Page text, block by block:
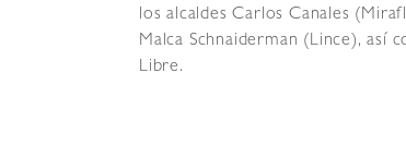
los alcaldes Carlos Canales
Malca Schnaiderman (Lince), así
Libre.